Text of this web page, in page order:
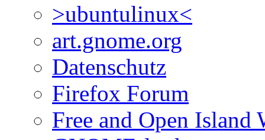
>ubuntulinux<
art.gnome.org
Datenschutz
Firefox Forum
Free and Open Island